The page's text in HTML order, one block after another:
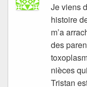
Je viens
histoire
m’a
des
nièces
Tristan